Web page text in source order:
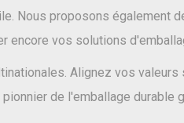
Nous proposons également
encore vos solutions
Alignez vos
de l'emballage durable